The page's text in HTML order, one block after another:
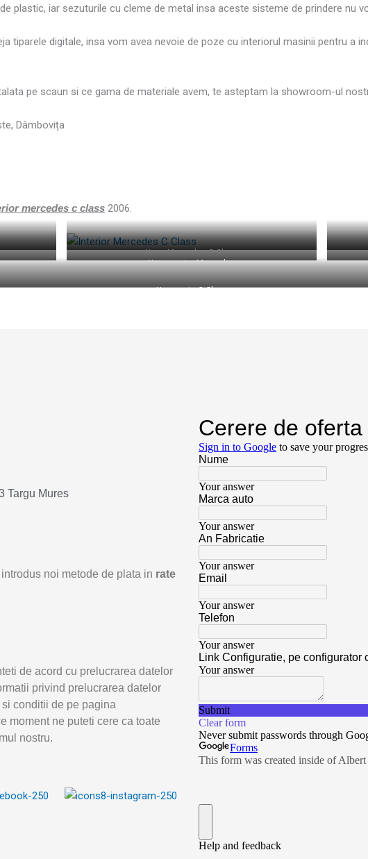
plastic, iar sezuturile cu cleme de metal insa aceste sisteme de prindere nu
tiparele digitale, insa vom avea nevoie de poze cu interiorul masinii pentru a
pe scaun si ce gama de materiale avem, te asteptam la showroom-ul
Dâmbovița
mercedes c class 2006.
Huse Mercedes C Class
Huse pentru Mercedes
Huse auto C Class
Targu Mures
noi metode de plata in rate
de acord cu prelucrarea datelor
privind prelucrarea datelor
conditii de pe pagina
moment ne puteti cere ca toate
nostru.